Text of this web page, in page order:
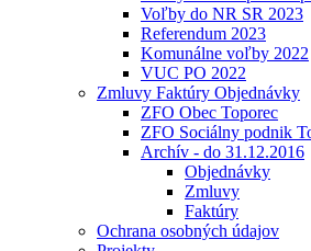
Voľby do NR SR 2023
Referendum 2023
Komunálne voľby 2022
VUC PO 2022
Zmluvy Faktúry Objednávky
ZFO Obec Toporec
ZFO Sociálny podnik
Archív - do 31.12.2016
Objednávky
Zmluvy
Faktúry
Ochrana osobných údajov